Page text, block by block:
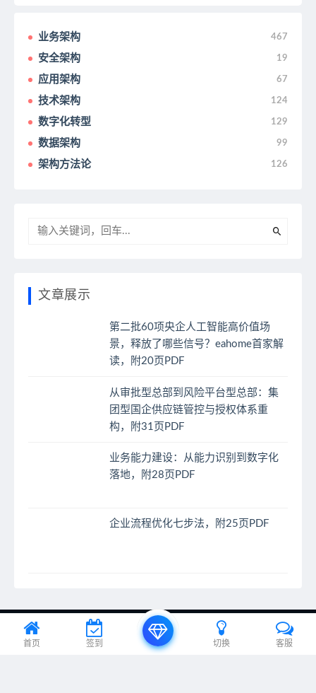
业务架构 467
安全架构 19
应用架构 67
技术架构 124
数字化转型 129
数据架构 99
架构方法论 126
文章展示
第二批60项央企人工智能高价值场
景，释放了哪些信号？eahome首家解
读，附20页PDF
从审批型总部到风险平台型总部：集
团型国企供应链管控与授权体系重
构，附31页PDF
业务能力建设：从能力识别到数字化
落地，附28页PDF
企业流程优化七步法，附25页PDF
© 2024 EA之家 - eahome.com.cn All rights reserved
首页 签到 切换 客服